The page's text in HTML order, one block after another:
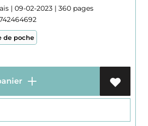
| 09-02-2023 | 360 pages
de poche